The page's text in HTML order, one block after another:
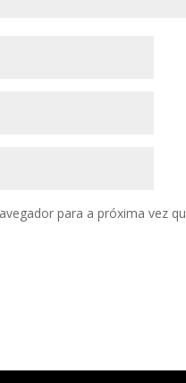
para a próxima vez